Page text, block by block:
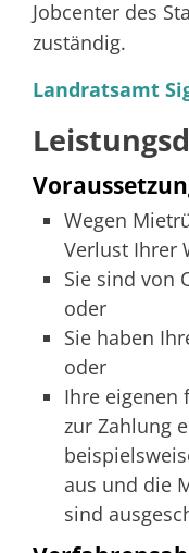
Jobcenter des
zuständig.
Landratsamt
Wegen
Verlust Ihrer
Sie sind von
oder
Sie haben
oder
Ihre eigenen
zur Zahlung
aus und die
sind